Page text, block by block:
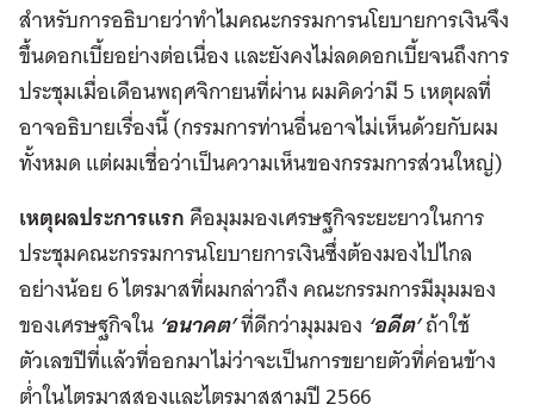
สำหรับการอธิบายว่าทำไมคณะกรรมการนโยบายการเงินจึง
ขึ้นดอกเบี้ยอย่างต่อเนื่อง และยังคงไม่ลดดอกเบี้ยจนถึงการ
ประชุมเมื่อเดือนพฤศจิกายนที่ผ่าน ผมคิดว่ามี 5 เหตุผลที่
อาจอธิบายเรื่องนี้ (กรรมการท่านอื่นอาจไม่เห็นด้วยกับผม
ทั้งหมด แต่ผมเชื่อว่าเป็นความเห็นของกรรมการส่วนใหญ่)
เหตุผลประการแรกคือมุมมองเศรษฐกิจระยะยาวในการ
ประชุมคณะกรรมการนโยบายการเงินซึ่งต้องมองไปไกล
อย่างน้อย 6 ไตรมาสที่ผมกล่าวถึง คณะกรรมการมีมุมมอง
ของเศรษฐกิจใน ‘อนาคต’ที่ดีกว่ามุมมอง ‘อดีต’ถ้าใช้
ตัวเลขปีที่แล้วที่ออกมาไม่ว่าจะเป็นการขยายตัวที่ค่อนข้าง
ต่ำในไตรมาสสองและไตรมาสสามปี 2566